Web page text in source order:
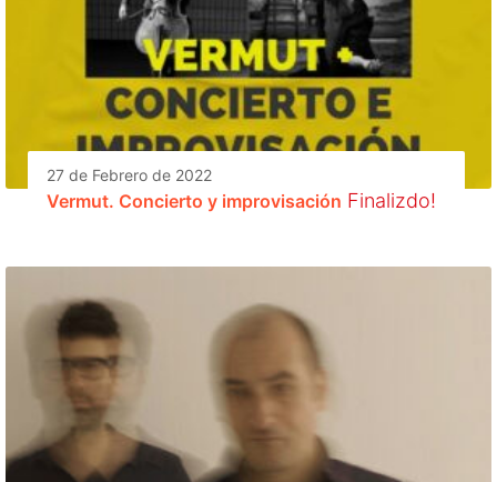
27 de Febrero de 2022
Vermut. Concierto y improvisación Finalizdo!